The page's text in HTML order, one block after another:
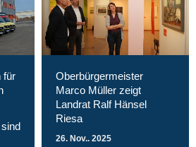
für
Oberbürgermeister
Marco Müller zeigt
Landrat Ralf Hänsel
Riesa
26. Nov.. 2025